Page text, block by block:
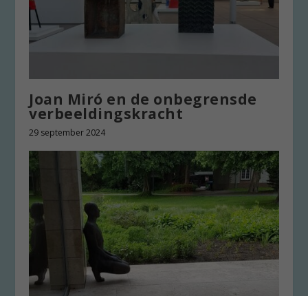
Joan Miró en de onbegrensde
verbeeldingskracht
29 september 2024